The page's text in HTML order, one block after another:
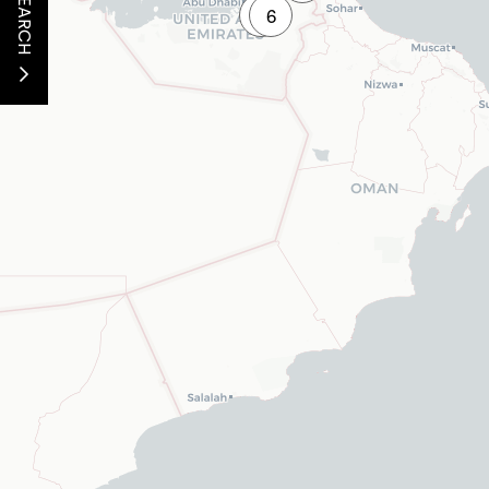
SEARCH 6